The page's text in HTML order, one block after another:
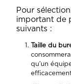
Pour
important de
suivants :
Taille du
qu’un